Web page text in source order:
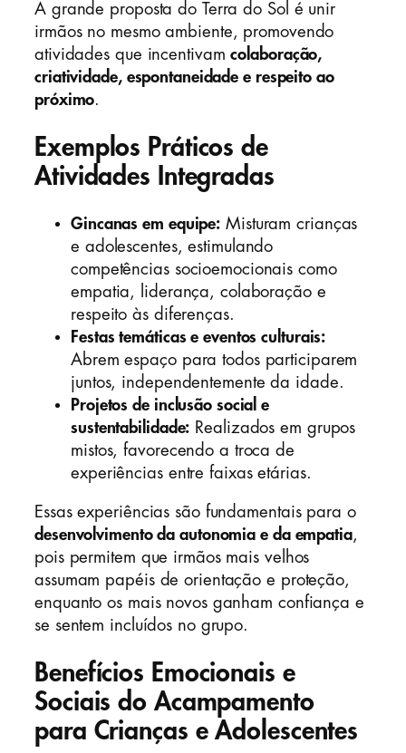
A grande proposta do Terra do Sol é unir
irmãos no mesmo ambiente, promovendo
atividades que incentivamcolaboração,
criatividade, espontaneidade e respeito ao
próximo.
Exemplos Práticos de
Atividades Integradas
Gincanas em equipe: Misturam crianças
e adolescentes, estimulando
competências socioemocionais como
empatia, liderança, colaboração e
respeito às diferenças.
Festas temáticas e eventos culturais:
Abrem espaço para todos participarem
juntos, independentemente da idade.
Projetos de inclusão social e
sustentabilidade: Realizados em grupos
mistos, favorecendo a troca de
experiências entre faixas etárias.
Essas experiências são fundamentais para o
desenvolvimento da autonomia e da empatia,
pois permitem que irmãos mais velhos
assumam papéis de orientação e proteção,
enquanto os mais novos ganham confiança e
se sentem incluídos no grupo.
Benefícios Emocionais e
Sociais do Acampamento
para Crianças e Adolescentes